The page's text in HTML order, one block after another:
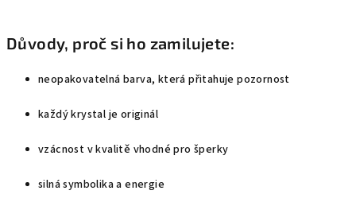
Důvody, proč si ho zamilujete:
neopakovatelná barva, která přitahuje pozornost
každý krystal je originál
vzácnost v kvalitě vhodné pro šperky
silná symbolika a energie